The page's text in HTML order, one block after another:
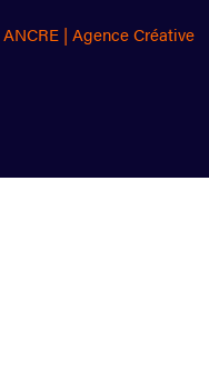
ANCRE | Agence Créative